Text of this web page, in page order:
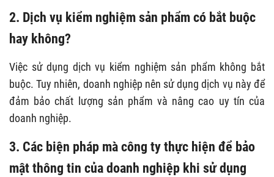
2. Dịch vụ kiểm nghiệm sản phẩm có bắt buộc
hay không?
Việc sử dụng dịch vụ kiểm nghiệm sản phẩm không bắt
buộc. Tuy nhiên, doanh nghiệp nên sử dụng dịch vụ này để
đảm bảo chất lượng sản phẩm và nâng cao uy tín của
doanh nghiệp.
3. Các biện pháp mà công ty thực hiện để bảo
mật thông tin của doanh nghiệp khi sử dụng